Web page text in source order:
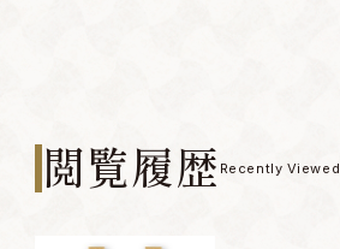
閲覧履歴 Recently Viewed